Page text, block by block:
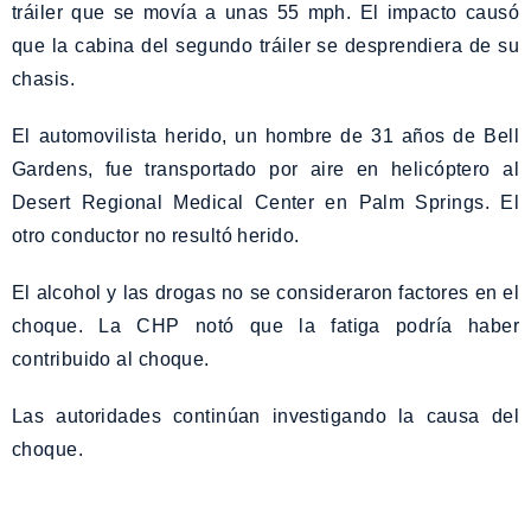
tráiler que se movía a unas 55 mph. El impacto causó
que la cabina del segundo tráiler se desprendiera de su
chasis.
El automovilista herido, un hombre de 31 años de Bell
Gardens, fue transportado por aire en helicóptero al
Desert Regional Medical Center en Palm Springs. El
otro conductor no resultó herido.
El alcohol y las drogas no se consideraron factores en el
choque. La CHP notó que la fatiga podría haber
contribuido al choque.
Las autoridades continúan investigando la causa del
choque.